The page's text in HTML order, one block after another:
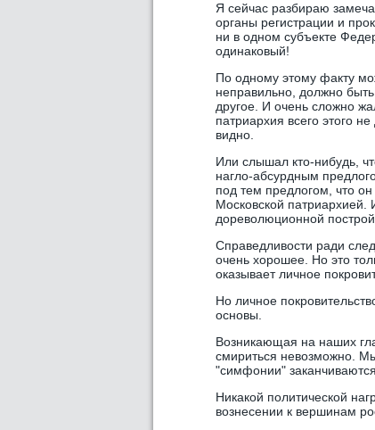
Я сейчас разбираю
органы регистрации и
ни в одном субъекте
одинаковый!
По одному этому факту
неправильно, должно
другое. И очень сложно
патриархия всего этого
видно.
Или слышал кто-нибудь,
нагло-абсурдным
под тем предлогом, что
Московской патриархией.
дореволюционной
Справедливости ради
очень хорошее. Но это
оказывает личное
Но личное
основы.
Возникающая на наших
смириться невозможно.
"симфонии" заканчиваются.
Никакой политической
вознесении к вершинам